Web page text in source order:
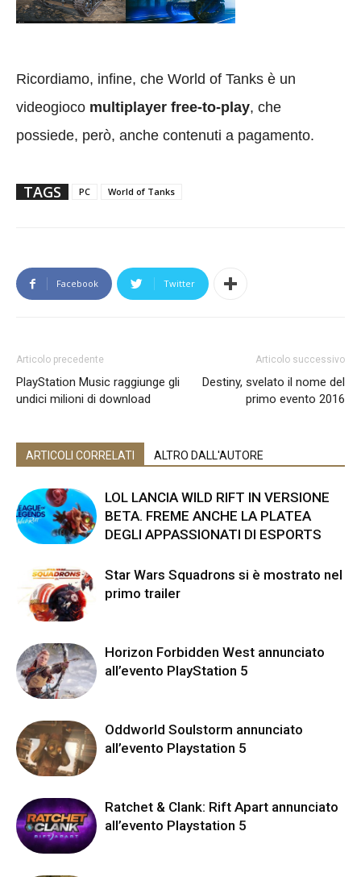
Ricordiamo, infine, che World of Tanks è un
videogioco multiplayer free-to-play, che
possiede, però, anche contenuti a pagamento.
TAGS PC World of Tanks
Facebook Twitter
Articolo precedente
PlayStation Music raggiunge gli
undici milioni di download
Articolo successivo
Destiny, svelato il nome del
primo evento 2016
ARTICOLI CORRELATI ALTRO DALL'AUTORE
LOL LANCIA WILD RIFT IN VERSIONE
BETA. FREME ANCHE LA PLATEA
DEGLI APPASSIONATI DI ESPORTS
Star Wars Squadrons si è mostrato nel
primo trailer
Horizon Forbidden West annunciato
all’evento PlayStation 5
Oddworld Soulstorm annunciato
all’evento Playstation 5
Ratchet & Clank: Rift Apart annunciato
all’evento Playstation 5